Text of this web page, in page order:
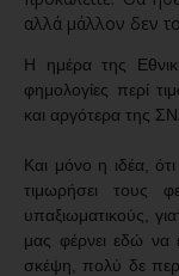
αλλά μάλλον δεν
Η ημέρα της
φημολογίες περί
και αργότερα της
Και μόνο η ιδέα,
τιμωρήσει τους
υπαξιωματικούς,
μας φέρνει εδώ να
σκέψη, πολύ δε